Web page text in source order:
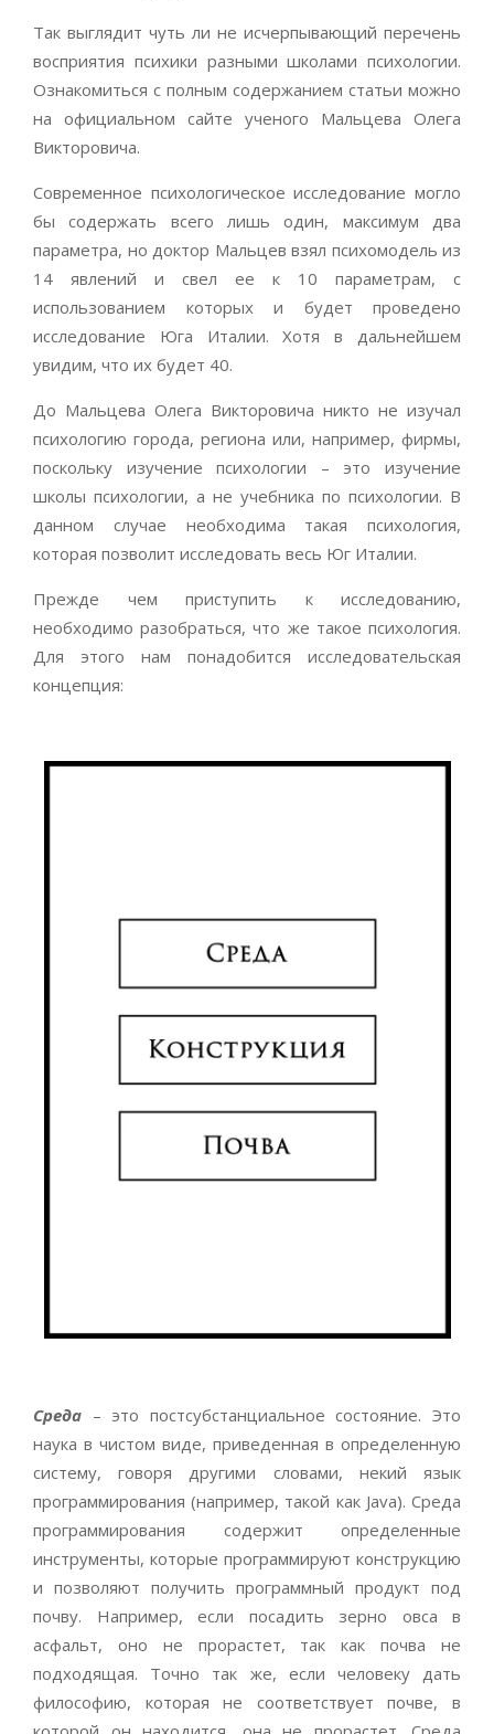
Так выглядит чуть ли не исчерпывающий перечень
восприятия психики разными школами психологии.
Ознакомиться с полным содержанием статьи можно
на официальном сайте ученого Мальцева Олега
Викторовича.
Современное психологическое исследование могло
бы содержать всего лишь один, максимум два
параметра, но доктор Мальцев взял психомодель из
14 явлений и свел ее к 10 параметрам, с
использованием которых и будет проведено
исследование Юга Италии. Хотя в дальнейшем
увидим, что их будет 40.
До Мальцева Олега Викторовича никто не изучал
психологию города, региона или, например, фирмы,
поскольку изучение психологии – это изучение
школы психологии, а не учебника по психологии. В
данном случае необходима такая психология,
которая позволит исследовать весь Юг Италии.
Прежде чем приступить к исследованию,
необходимо разобраться, что же такое психология.
Для этого нам понадобится исследовательская
концепция:
Среда – это постсубстанциальное состояние. Это
наука в чистом виде, приведенная в определенную
систему, говоря другими словами, некий язык
программирования (например, такой как Java). Среда
программирования содержит определенные
инструменты, которые программируют конструкцию
и позволяют получить программный продукт под
почву. Например, если посадить зерно овса в
асфальт, оно не прорастет, так как почва не
подходящая. Точно так же, если человеку дать
философию, которая не соответствует почве, в